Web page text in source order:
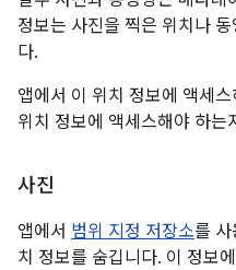
정보는 사진을 찍은 위치나
다.
앱에서 이 위치 정보에 액세
위치 정보에 액세스해야 하는
사진
앱에서 범위 지정 저장소를 사
치 정보를 숨깁니다. 이 정보